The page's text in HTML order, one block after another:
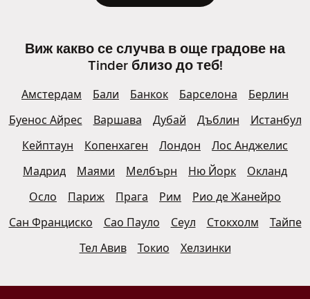
Виж какво се случва в още градове на
Tinder близо до теб!
Амстердам Бали Банкок Барселона
Берлин
Буенос Айрес
Варшава Дубай Дъблин
Истанбул
Кейптаун
Копенхаген Лондон
Лос Анджелис
Мадрид
Маями Мелбърн Ню Йорк
Окланд
Осло
Париж Прага Рим
Рио де Жанейро
Сан Франциско
Сао Пауло Сеул Стокхолм
Тайпе
Тел Авив
Токио Хелзинки